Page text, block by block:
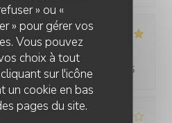
» ou «
» pour gérer vos
Vous pouvez
choix à tout
sur l'icône
un cookie en bas
pages du site.
4
/5 Cuisine: 5 /5 Qualité / Prix /5